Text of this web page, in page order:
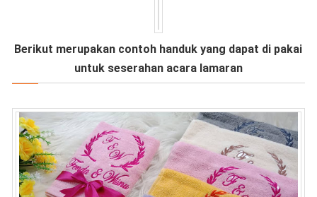
Berikut merupakan contoh handuk yang dapat di pakai
untuk seserahan acara lamaran